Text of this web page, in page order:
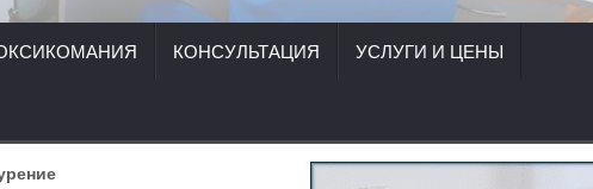
КОНСУЛЬТАЦИЯ УСЛУГИ И ЦЕНЫ